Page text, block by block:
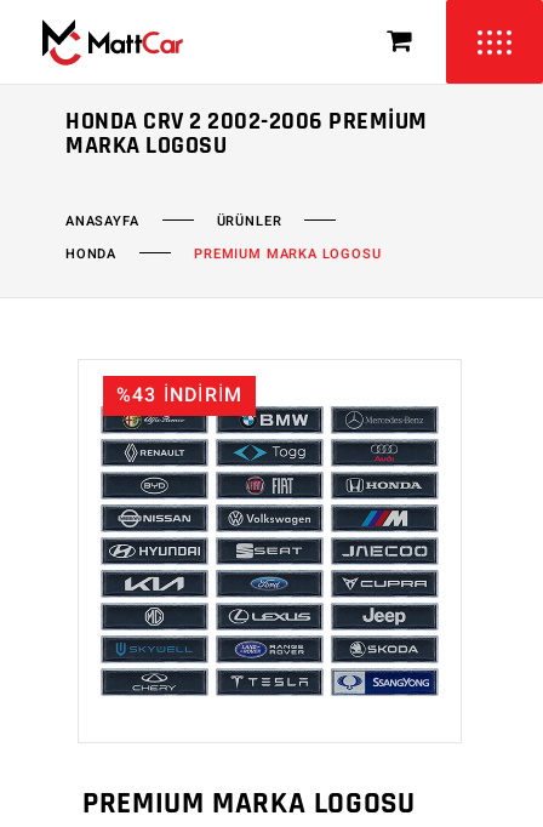
HONDA CRV 2 2002-2006 PREMIUM
MARKA LOGOSU
ANASAYFA
ÜRÜNLER
HONDA
PREMIUM MARKA LOGOSU
%43 İNDİRİM
PREMIUM MARKA LOGOSU